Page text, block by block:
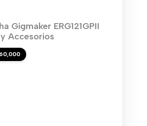
Gigmaker ERG121GPII
Accesorios